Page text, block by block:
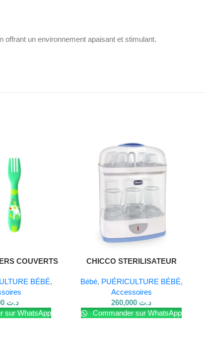
un environnement apaisant et stimulant.
COUVERTS
BÉBÉ,
د.ت
sur WhatsApp
CHICCO STERILISATEUR
Bébé, PUÉRICULTURE BÉBÉ,
Accessoires
د.ت
Commander sur WhatsApp